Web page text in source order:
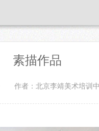
素描作品
作者：北京李靖美术培训